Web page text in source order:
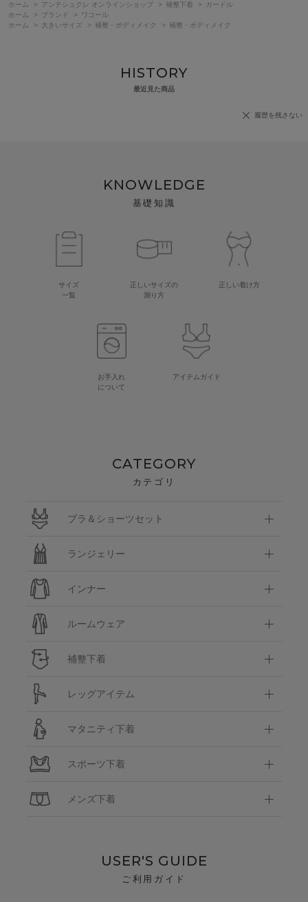
ホーム > アンテシュクレ オンラインショップ > 補整下着 >
ガードル
ホーム
> ブランド >
ワコール
ホーム
> 大きいサイズ > 補整・ボディメイク > 補整・ボディメイク
HISTORY
最近見た商品
履歴を残さない
KNOWLEDGE
基礎知識
サイズ
一覧
正しいサイズの
測り方
正しい着け方
お手入れ
について
アイテムガイド
CATEGORY
カテゴリ
ブラ＆ショーツセット
ランジェリー
インナー
ルームウェア
補整下着
レッグアイテム
マタニティ下着
スポーツ下着
メンズ下着
USER'S GUIDE
ご利用ガイド